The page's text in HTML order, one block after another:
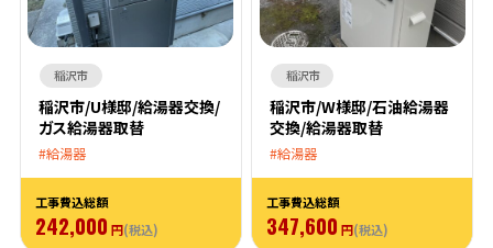
稲沢市
稲沢市/U様邸/給湯器交換/
ガス給湯器取替
給湯器
工事費込総額
242,000 円(税込)
稲沢市
稲沢市/W様邸/石油給湯器
交換/給湯器取替
給湯器
工事費込総額
347,600 円(税込)